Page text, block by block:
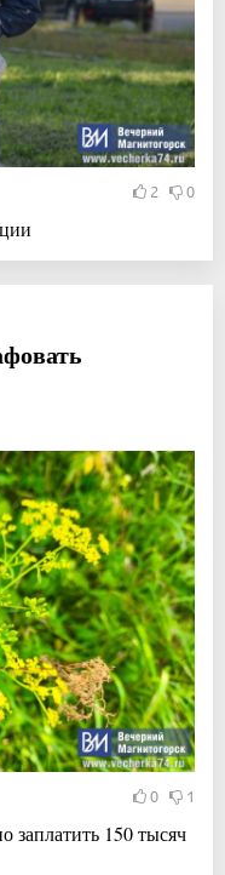
2 0
0 1
заплатить 150 тысяч